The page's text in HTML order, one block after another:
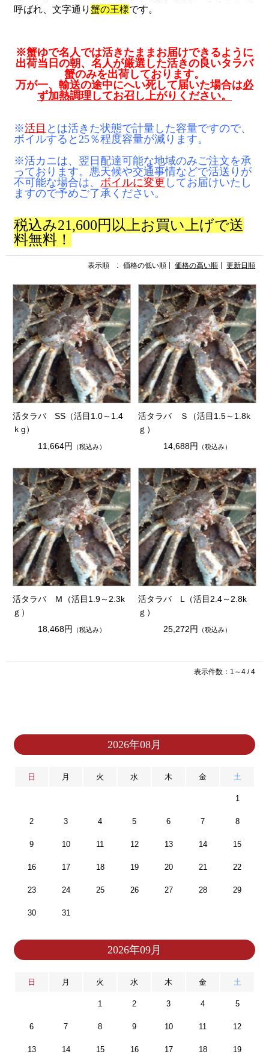
呼ばれ、文字通り 蟹の王様です。
※蟹ゆで名人では活きたままお届けできるように
出荷当日の朝、名人が厳選した活きの良いタラバ
蟹のみを出荷しております。
万が一、輸送の途中にへい死して届いた場合は必
ず加熱調理してお召し上がりください。
※活目 とは活きた状態で計量した容量ですので、
ボイルすると25％程度容量が減ります。
※活カニは、翌日配達可能な地域のみご注文を承
っております。 悪天候や交通事情などで活送りが
不可能な場合は、 ボイルに変更 してお届けいたし
ますので予めご了承ください。
税込み21,600円以上お買い上げで送
料無料！
表示順 : 価格の低い順 価格の高い順 更新日順
活タラバ SS（活目1.0～1.4
ｋg）
11,664円 （税込み）
活タラバ Ｓ（活目1.5～1.8k
ｇ）
14,688円
（税込み）
活タラバ Ｍ（活目1.9～2.3k
ｇ）
18,468円
（税込み）
活タラバ L（活目2.4～2.8k
ｇ）
25,272円
（税込み）
表示件数：1～4 / 4
2026年08月
日 月 火 水 木 金 土
1
2 3 4 5 6 7 8
9 10 11 12 13 14 15
16 17 18 19 20 21 22
23 24 25 26 27 28 29
30 31
2026年09月
日 月 火 水 木 金 土
1 2 3 4 5
6 7 8 9 10 11 12
13 14 15 16 17 18 19